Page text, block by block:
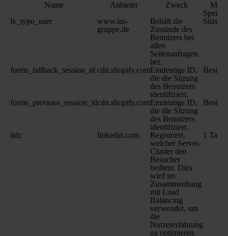
Name Anbieter Zweck
fe_typo_user
www.ias-
gruppe.de
Behält die
Zustände des
Benutzers bei
allen
Seitenanfragen
bei.
Sitzung
forms_fallback_session_id cdn.shopify.comEindeutige ID,
die die Sitzung
des Benutzers
identifiziert.
forms_previous_session_idcdn.shopify.comEindeutige ID,
die die Sitzung
des Benutzers
identifiziert.
lidc linkedin.com
Registriert,
welcher Server-
Cluster den
Besucher
bedient. Dies
wird im
Zusammenhang
mit Load
Balancing
verwendet, um
die
Nutzererfahrung
zu optimieren.
1 Tag